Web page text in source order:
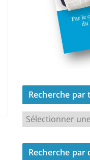
Recherche par
e
c
Recherche par